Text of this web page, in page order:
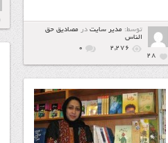
توسط: مدیر سایت در مصاديق حق
الناس
2,276
۰
28